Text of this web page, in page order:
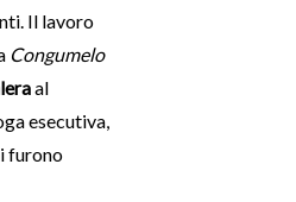
Il lavoro
Congumelo
al
esecutiva,
furono